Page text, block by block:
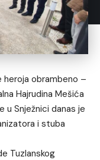
heroja obrambeno –
Hajrudina Mešića
u Snježnici danas je
i stuba
Tuzlanskog